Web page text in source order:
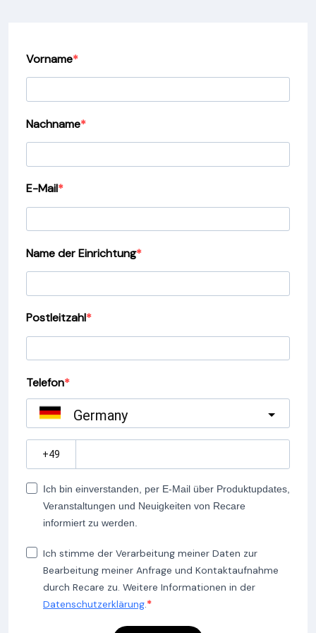
Vorname
Nachname
E-Mail
Name der Einrichtung
Postleitzahl
Telefon
Germany
Ich bin einverstanden, per E-Mail über Produktupdates,
Veranstaltungen und Neuigkeiten von Recare
informiert zu werden.
Ich stimme der Verarbeitung meiner Daten zur
Bearbeitung meiner Anfrage und Kontaktaufnahme
durch Recare zu. Weitere Informationen in der
Datenschutzerklärung.